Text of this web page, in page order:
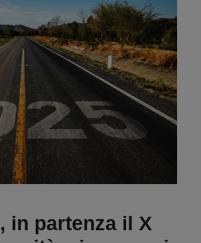
in partenza il X